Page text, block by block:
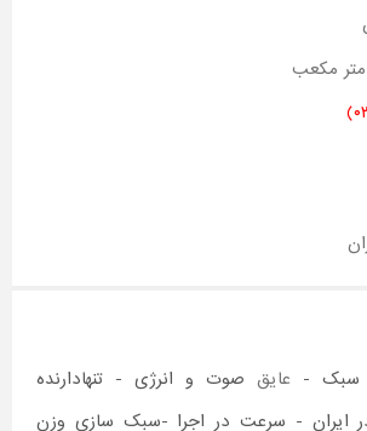
مکعب
سبک - عایق صوت و انرژی - تنهادارنده
در ایران - سرعت در اجرا -سبک سازی وزن